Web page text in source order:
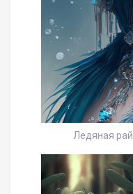
Ледяная